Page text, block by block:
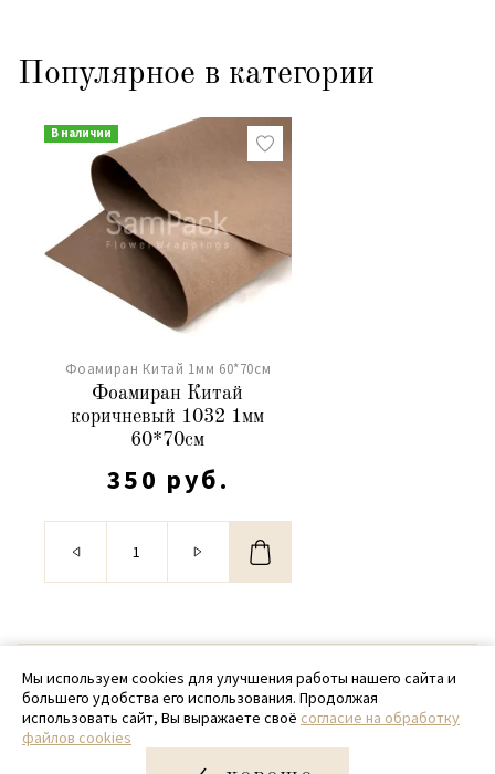
Популярное в категории
В наличии
Фоамиран Китай 1мм 60*70см
Фоамиран Китай
коричневый 1032 1мм
60*70см
350 руб.
© 2020 - 2026 SamPack
+ 7 (918) 699-97-87
zakaz@sampack.store
Мы используем cookies для улучшения работы нашего сайта и
большего удобства его использования. Продолжая
использовать сайт, Вы выражаете своё согласие на обработку
файлов cookies